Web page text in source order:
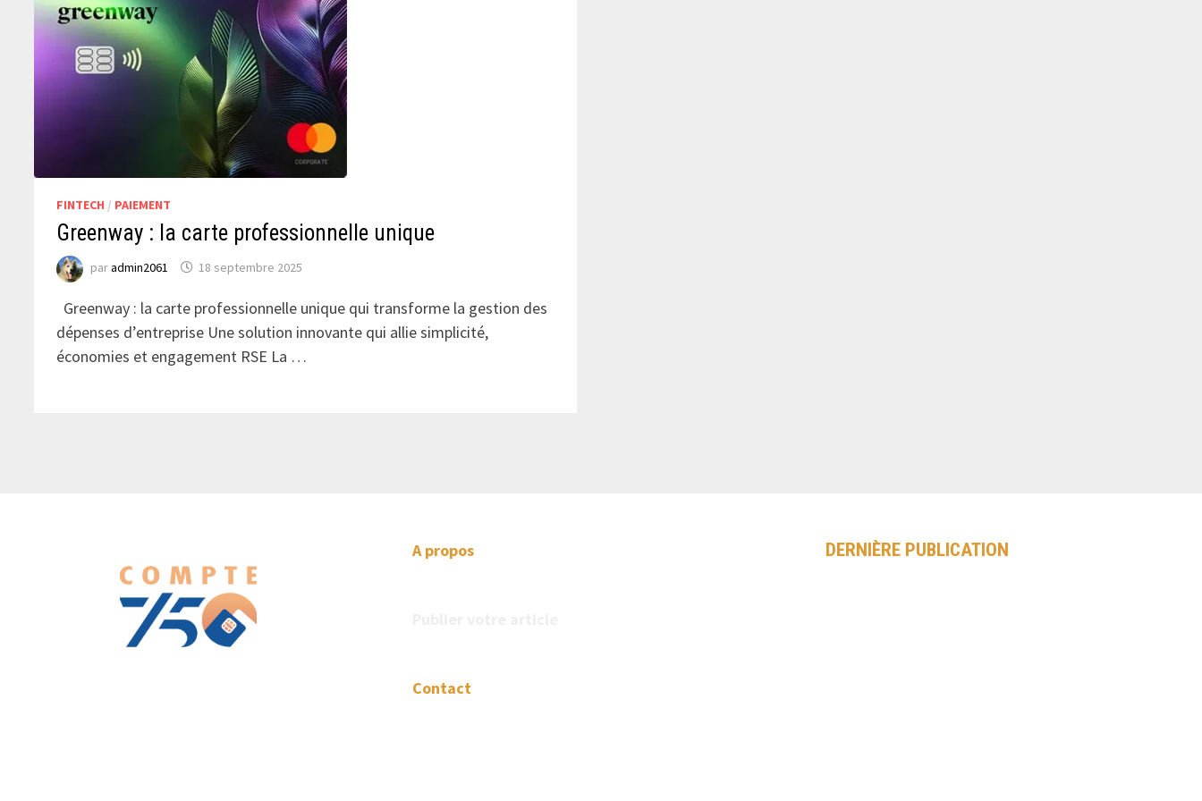
FINTECH / PAIEMENT
Greenway : la carte professionnelle unique
paradmin2061 18 septembre 2025
Greenway : la carte professionnelle unique qui transforme la gestion des
dépenses d’entreprise Une solution innovante qui allie simplicité,
économies et engagement RSE La …
A propos
Contact
DERNIÈRE PUBLICATION